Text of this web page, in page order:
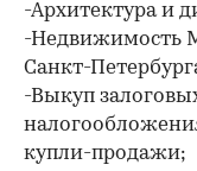
-Архитектура и
-Недвижимость
Санкт-
-Выкуп
купли-продажи;